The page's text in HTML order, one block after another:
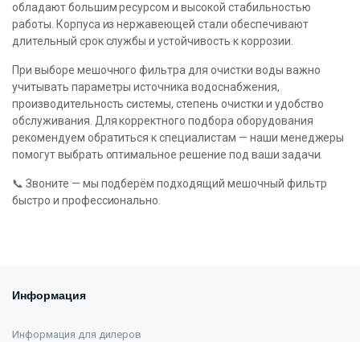
обладают большим ресурсом и высокой стабильностью
работы. Корпуса из нержавеющей стали обеспечивают
длительный срок службы и устойчивость к коррозии.
При выборе мешочного фильтра для очистки воды важно
учитывать параметры источника водоснабжения,
производительность системы, степень очистки и удобство
обслуживания. Для корректного подбора оборудования
рекомендуем обратиться к специалистам — наши менеджеры
помогут выбрать оптимальное решение под ваши задачи.
📞 Звоните — мы подберём подходящий мешочный фильтр
быстро и профессионально.
Информация
Информация для дилеров